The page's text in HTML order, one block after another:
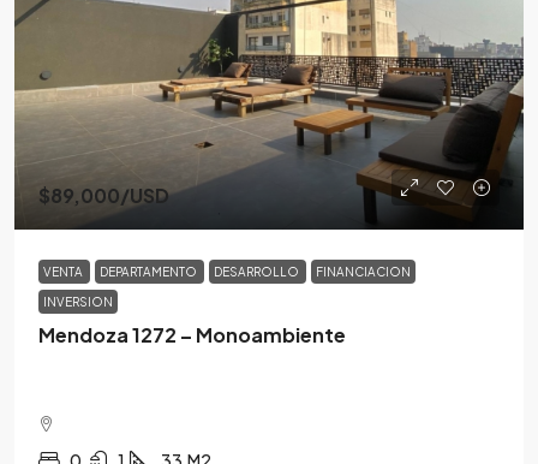
$89,000/USD
VENTA DEPARTAMENTO DESARROLLO FINANCIACION
INVERSION
Mendoza 1272 – Monoambiente